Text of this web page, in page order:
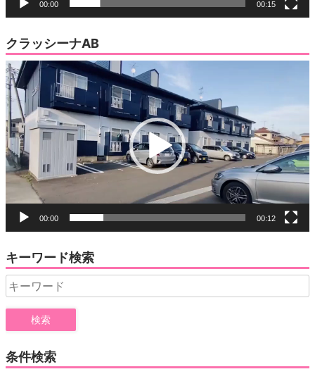
00:00 00:15
クラッシーナAB
動
画
プ
レ
ー
ヤ
ー
00:00 00:12
キーワード検索
Search
for:
条件検索